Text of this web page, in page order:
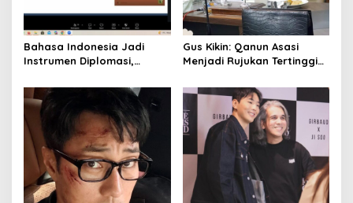
i
o
n
Bahasa Indonesia Jadi
Instrumen Diplomasi,
Budaya di Australia hingga
Rusia
Gus Kikin: Qanun Asasi
Menjadi Rujukan Tertinggi